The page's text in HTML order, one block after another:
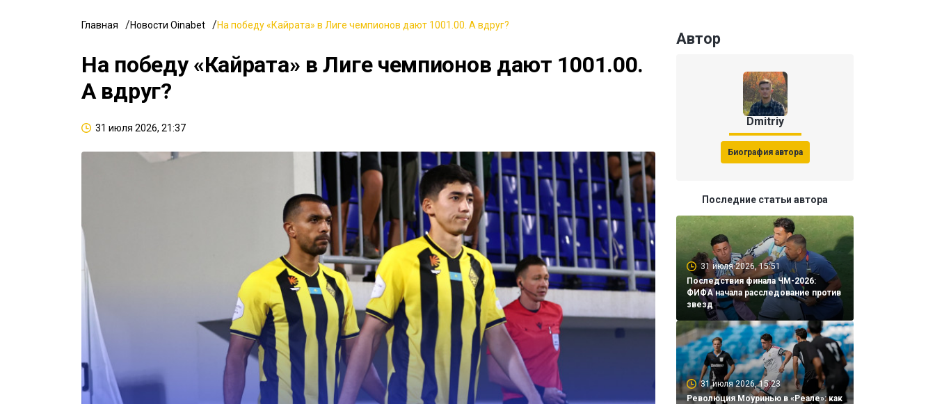
Главная Новости Oinabet На победу «Кайрата» в Лиге чемпионов дают 1001.00. А вдруг?
На победу «Кайрата» в Лиге чемпионов дают 1001.00.
А вдруг?
31 июля 2026, 21:37
Автор
Dmitriy
Биография автора
Последние статьи автора
31 июля 2026, 15:51
Последствия финала ЧМ-2026:
ФИФА начала расследование против
звезд
31 июля 2026, 15:23
Революция Моуринью в «Реале»: как